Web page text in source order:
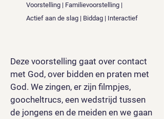
Voorstelling | Familievoorstelling |
Actief aan de slag | Biddag | Interactief
Deze voorstelling gaat over contact
met God, over bidden en praten met
God. We zingen, er zijn filmpjes,
goocheltrucs, een wedstrijd tussen
de jongens en de meiden en we gaan